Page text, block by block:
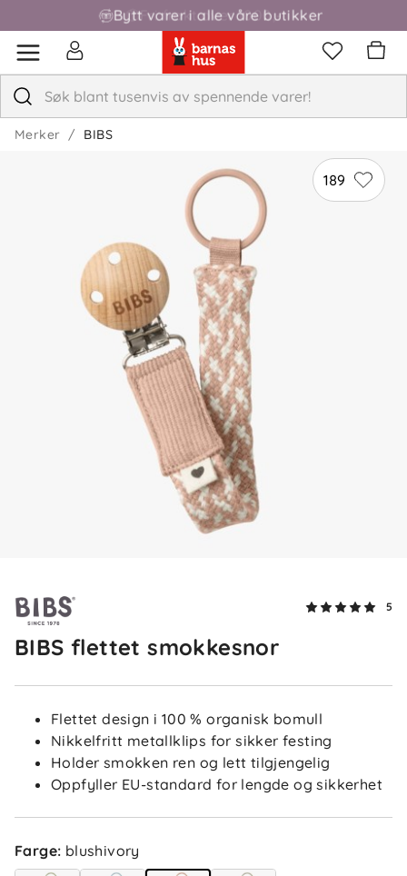
Bytt varer i alle våre butikker
Fri frakt over 1000,-
Merker BIBS
189
5
BIBS flettet smokkesnor
Flettet design i 100 % organisk bomull
Nikkelfritt metallklips for sikker festing
Holder smokken ren og lett tilgjengelig
Oppfyller EU-standard for lengde og sikkerhet
Farge: blushivory
Anmeldelser (5)
Sorter etter
LT Luljeta T Bekreftet kjøper